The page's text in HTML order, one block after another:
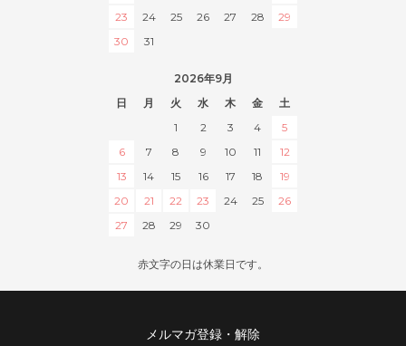
23
24 25 26 27 28
29
30
31
2026年9月
日
月 火 水 木 金
土
1
2 3 4
5
6
7 8 9 10 11
12
13
14 15 16 17 18
19
20
21 22 23 24 25
26
27
28 29 30
赤文字の日は休業日です。
メルマガ登録・解除